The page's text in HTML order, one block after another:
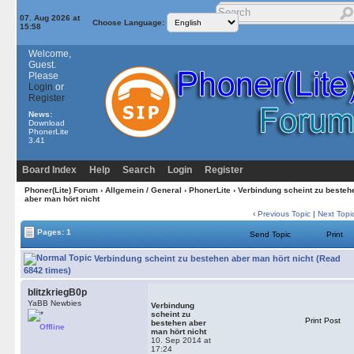
07. Aug 2026 at
15:58
Choose Language:
Welcome,
Guest.
Please
Login or
Register
News:
Download
PhonerLite
3.41
Board Index Help Search Login Register
Phoner(Lite) Forum› Allgemein / General › PhonerLite› Verbindung scheint zu
aber man hört nicht
‹ Previous Topic | Next
Pages: 1 Send Topic Print
Verbindung scheint zu bestehen aber man hört nicht (Read
6842 times)
blitzkriegB0p
YaBB Newbies
Offline
Verbindung
scheint zu
bestehen aber
man hört nicht
10. Sep 2014 at
17:24
Print Post